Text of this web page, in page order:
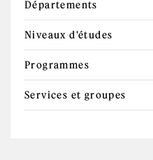
Départements
Niveaux d'études
Programmes
Services et groupes